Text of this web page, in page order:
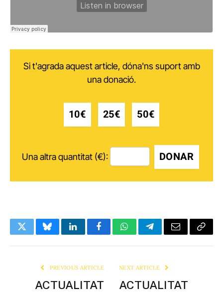
Si t'agrada aquest article, dóna'ns suport amb
una donació.
10€ 25€ 50€
Una altra quantitat (€): DONAR
TwitterBlueskyLinkedInFacebookWhatsAppTelegramEmail Copy
PREVIOUS ARTICLE
ACTUALITAT
NEXT ARTICLE
ACTUALITAT